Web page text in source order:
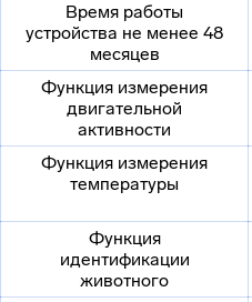
Время работы
устройства не менее 48
месяцев
Функция измерения
двигательной
активности
Функция измерения
температуры
Функция
идентификации
животного